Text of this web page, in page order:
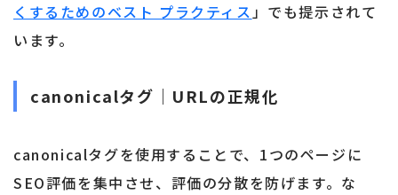
くするためのベスト プラクティス」でも提示されて
います。
canonicalタグ｜URLの正規化
canonicalタグを使用することで、1つのページに
SEO評価を集中させ、評価の分散を防げます。な